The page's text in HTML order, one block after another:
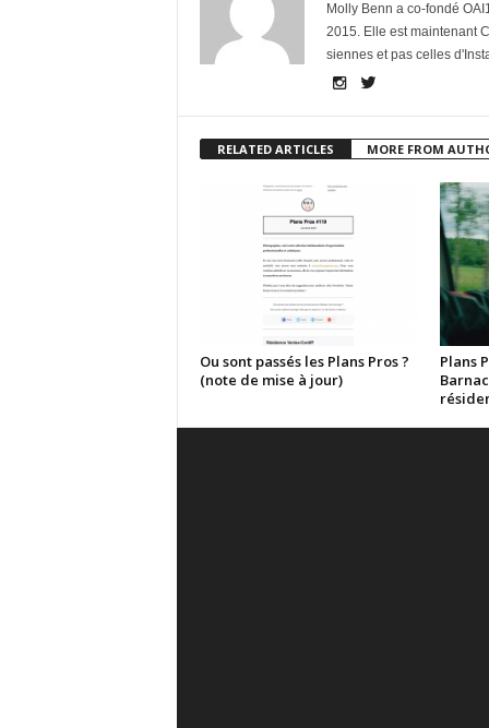
Molly Benn a co-fondé
2015. Elle est maintenant
siennes et pas celles
RELATED ARTICLES MORE FROM
Ou sont passés les Plans Pros ?
(note de mise à jour)
Plans